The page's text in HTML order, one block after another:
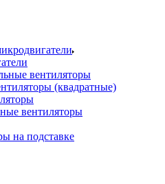
вентиляторы
(квадратные)
вентиляторы
на подставке